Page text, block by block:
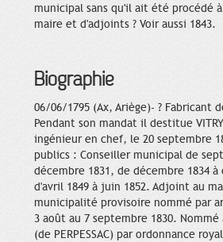
municipal sans qu'il ait été procédé
maire et d'adjoints ? Voir aussi 1843.
Biographie
06/06/1795 (Ax, Ariège)- ? Fabricant
Pendant son mandat il destitue
ingénieur en chef, le 20 septembre
publics : Conseiller municipal de
décembre 1831, de décembre 1834 à
d'avril 1849 à juin 1852. Adjoint au
municipalité provisoire nommé par
3 août au 7 septembre 1830.
(de PERPESSAC) par ordonnance